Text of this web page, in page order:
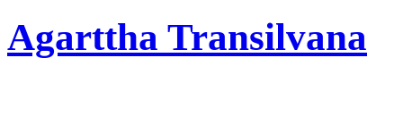
Agarttha Transilvana